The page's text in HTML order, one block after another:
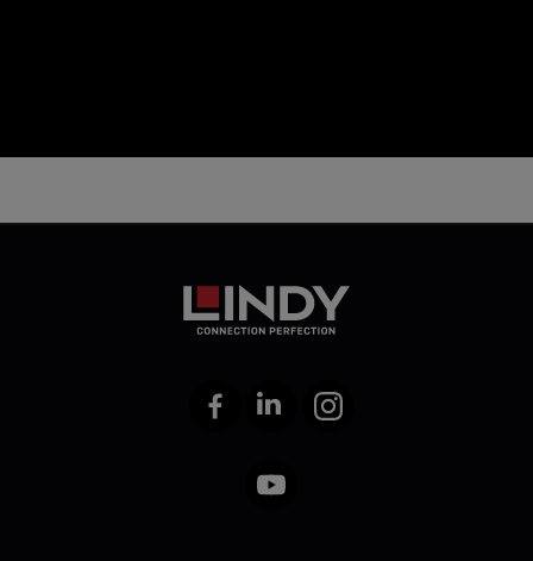
FacebookLinkedIn Instagram
YouTube